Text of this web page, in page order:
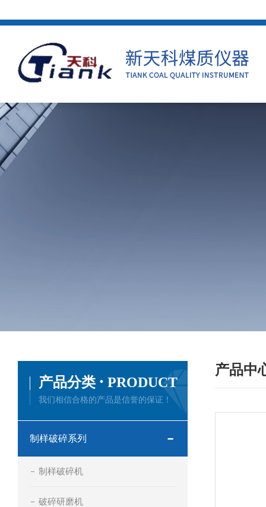
产品中
产品分类 · PRODUCT
我们相信合格的产品是信誉的保证！
制样破碎系列
制样破碎机
破碎研磨机